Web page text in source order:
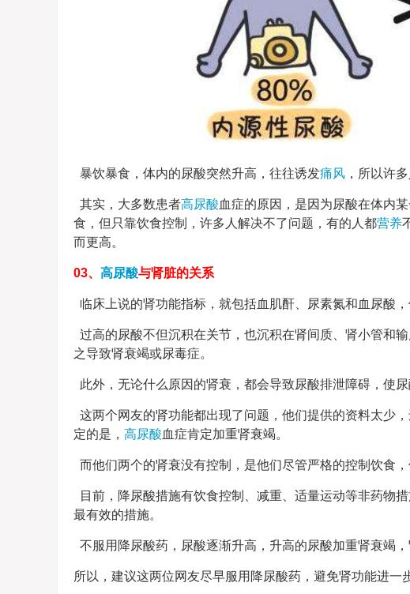
暴饮暴食，体内的尿酸突然升高，往往诱发痛风 ，所以许
其实，大多数患者高尿酸血症的原因，是因为尿酸在体内
食，但只靠饮食控制，许多人解决不了问题，有的人都营养
而更高。
03、 高尿酸与肾脏的关系
临床上说的肾功能指标，就包括血肌酐、尿素氮和血尿酸
过高的尿酸不但沉积在关节，也沉积在肾间质、肾小管和
之导致肾衰竭或尿毒症。
此外，无论什么原因的肾衰，都会导致尿酸排泄障碍，使尿
这两个网友的肾功能都出现了问题，他们提供的资料太少
定的是， 高尿酸血症肯定加重肾衰竭。
而他们两个的肾衰没有控制，是他们尽管严格的控制饮食，
目前，降尿酸措施有饮食控制、减重、适量运动等非药物
最有效的措施。
不服用降尿酸药，尿酸逐渐升高，升高的尿酸加重肾衰竭
所以，建议这两位网友尽早服用降尿酸药，避免肾功能进一